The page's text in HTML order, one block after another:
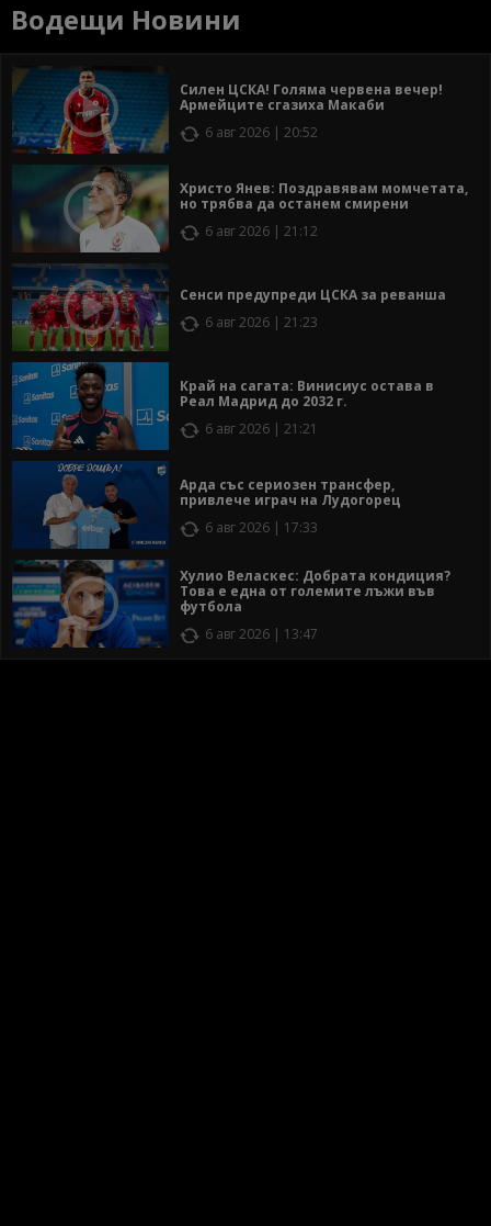
Водещи Новини
Силен ЦСКА! Голяма червена вечер!
Армейците сгазиха Макаби
6 авг 2026 | 20:52
Христо Янев: Поздравявам момчетата,
но трябва да останем смирени
6 авг 2026 | 21:12
Сенси предупреди ЦСКА за реванша
6 авг 2026 | 21:23
Край на сагата: Винисиус остава в
Реал Мадрид до 2032 г.
6 авг 2026 | 21:21
Арда със сериозен трансфер,
привлече играч на Лудогорец
6 авг 2026 | 17:33
Хулио Веласкес: Добрата кондиция?
Това е една от големите лъжи във
футбола
6 авг 2026 | 13:47